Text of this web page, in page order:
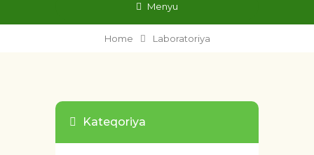
Menyu
Home Laboratoriya
Kateqoriya